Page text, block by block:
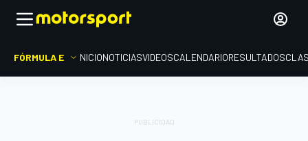
FÓRMULA E INICIONOTICIASVIDEOSCALENDARIORESULTADOS